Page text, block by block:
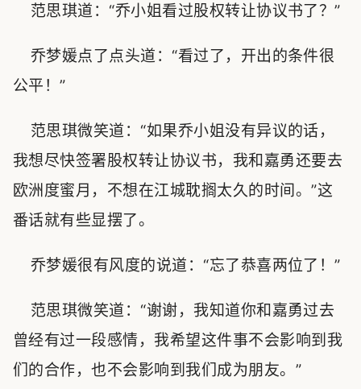
范思琪道：“乔小姐看过股权转让协议书了？”
乔梦媛点了点头道：“看过了，开出的条件很
公平！”
范思琪微笑道：“如果乔小姐没有异议的话，
我想尽快签署股权转让协议书，我和嘉勇还要去
欧洲度蜜月，不想在江城耽搁太久的时间。”这
番话就有些显摆了。
乔梦媛很有风度的说道：“忘了恭喜两位了！”
范思琪微笑道：“谢谢，我知道你和嘉勇过去
曾经有过一段感情，我希望这件事不会影响到我
们的合作，也不会影响到我们成为朋友。”